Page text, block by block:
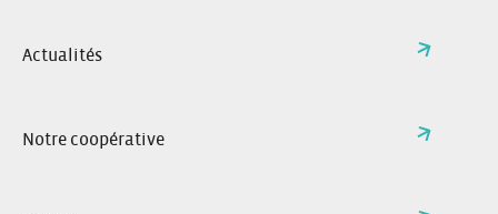
Actualités
Notre coopérative